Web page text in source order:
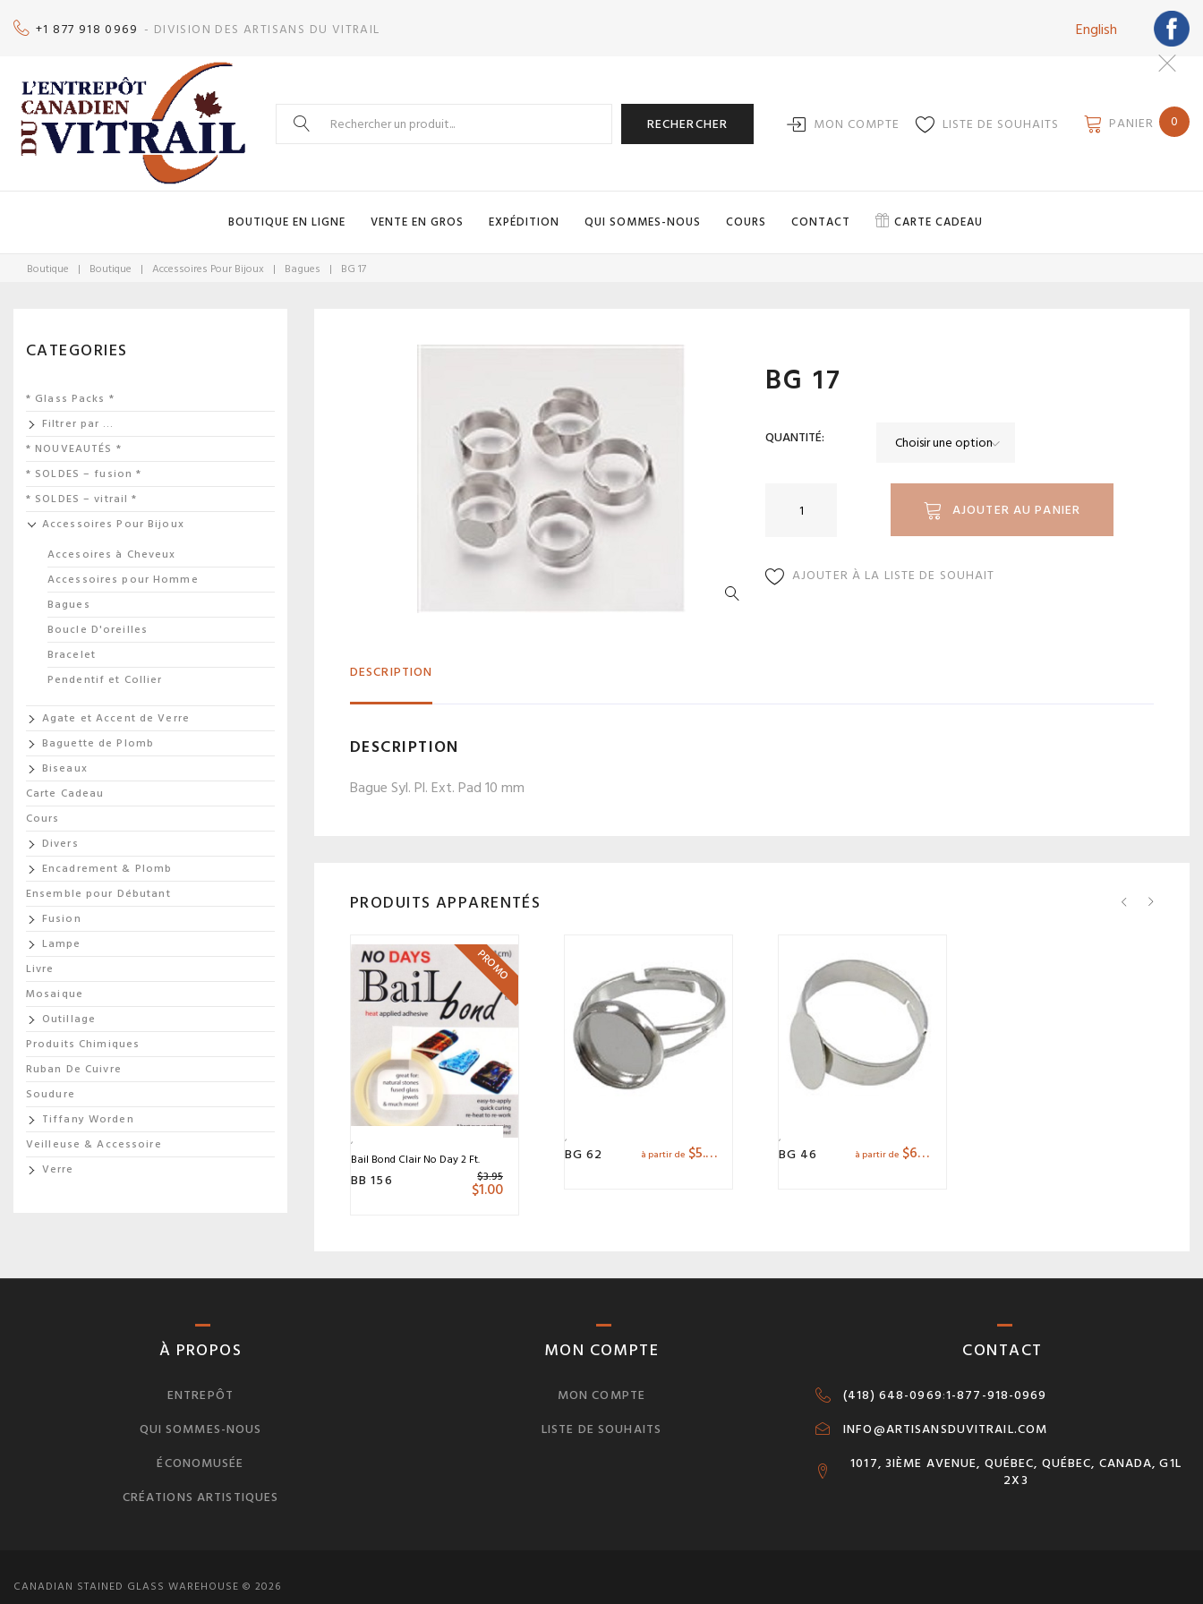
+1 877 918 0969 - DIVISION DES ARTISANS DU VITRAIL English
Search
RECHERCHER MON COMPTE LISTE DE SOUHAITS PANIER 0
BOUTIQUE EN LIGNE VENTE EN GROS EXPÉDITION QUI SOMMES-NOUS COURS CONTACT CARTE CADEAU
Boutique | Boutique | Accessoires Pour Bijoux | Bagues | BG 17
BG 17
QUANTITÉ
17
AJOUTER AU PANIER
AJOUTER À LA LISTE DE SOUHAIT
DESCRIPTION
DESCRIPTION
Bague Syl. Pl. Ext. Pad 10 mm
PRODUITS APPARENTÉS
PROMO
Bail Bond Clair No Day 2 Ft.
BB 156 $3.95
$1.00
BG 62 à partir de $5.18 BG 46 à partir de $6.36
CATEGORIES
* Glass Packs *
Filtrer par …
* NOUVEAUTÉS *
* SOLDES – fusion *
* SOLDES – vitrail *
Accessoires Pour Bijoux
Accesoires à Cheveux
Accessoires pour Homme
Bagues
Boucle D'oreilles
Bracelet
Pendentif et Collier
Agate et Accent de Verre
Baguette de Plomb
Biseaux
Carte Cadeau
Cours
Divers
Encadrement & Plomb
Ensemble pour Débutant
Fusion
Lampe
Livre
Mosaique
Outillage
Produits Chimiques
Ruban De Cuivre
Soudure
Tiffany Worden
Veilleuse & Accessoire
Verre
À PROPOS
ENTREPÔT
QUI SOMMES-NOUS
ÉCONOMUSÉE
CRÉATIONS ARTISTIQUES
MON COMPTE
MON COMPTE
LISTE DE SOUHAITS
CONTACT
(418) 648-0969:1-877-918-0969
INFO@ARTISANSDUVITRAIL.COM
1017, 3IÈME AVENUE, QUÉBEC, QUÉBEC, CANADA, G1L
2X3
CANADIAN STAINED GLASS WAREHOUSE © 2026